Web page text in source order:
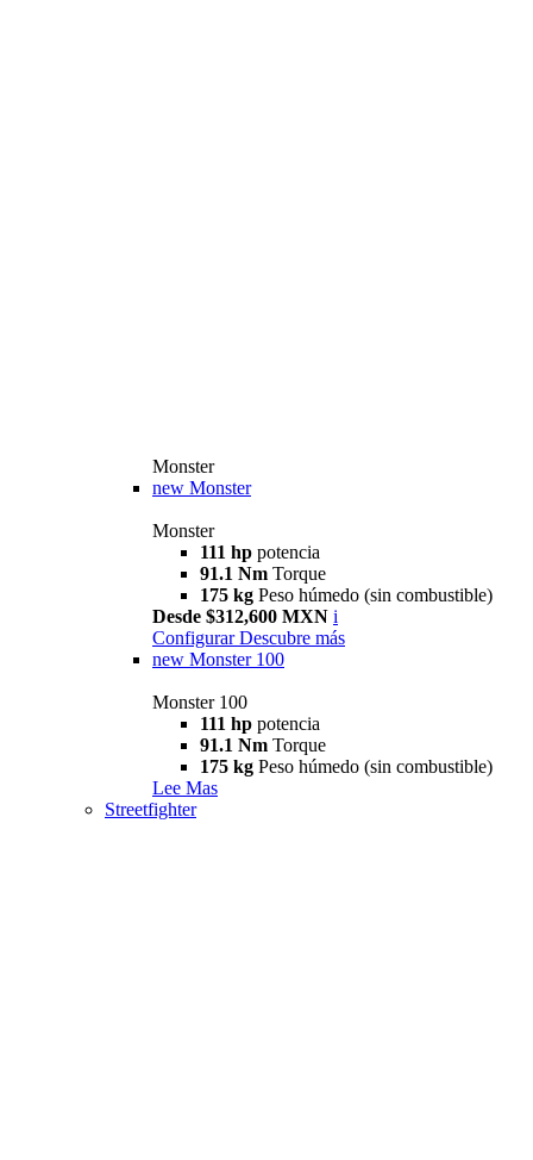
Monster
new Monster
Monster
111 hp potencia
91.1 Nm Torque
175 kg Peso húmedo (sin combustible)
Desde $312,600 MXN i
Configurar Descubre más
new Monster 100
Monster 100
111 hp potencia
91.1 Nm Torque
175 kg Peso húmedo (sin combustible)
Lee Mas
Streetfighter